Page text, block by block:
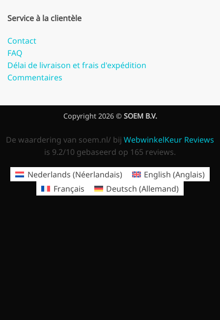
Service à la clientèle
Contact
FAQ
Délai de livraison et frais d'expédition
Commentaires
Copyright 2026 © SOEM B.V.
De waardering van soem.nl/ bij WebwinkelKeur Reviews
is 9.2/10 gebaseerd op 165 reviews.
Nederlands (Néerlandais) English (Anglais)
Français
Deutsch (Allemand)